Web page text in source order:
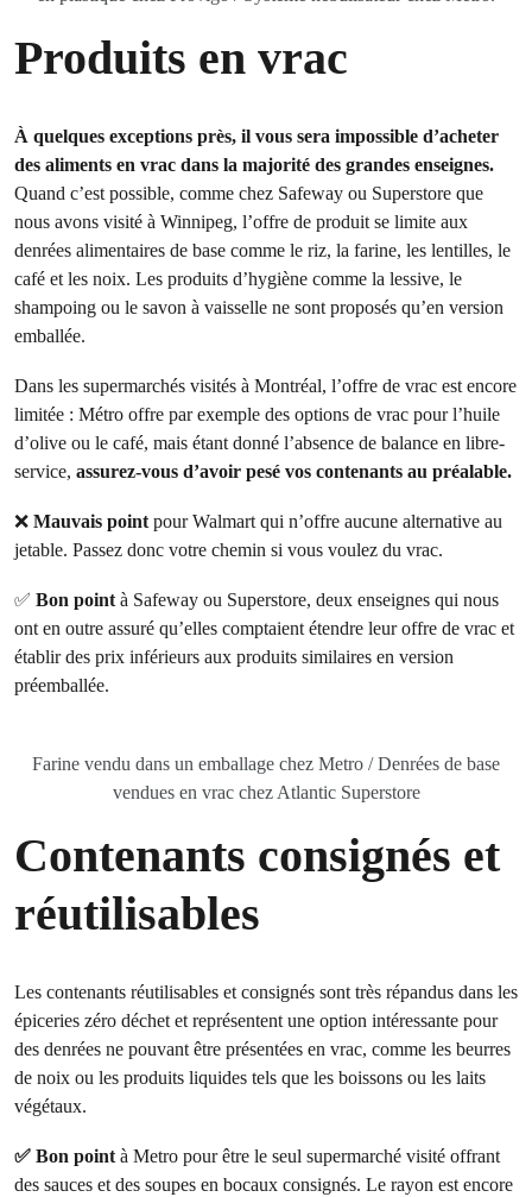
Produits en vrac
À quelques exceptions près, il vous sera impossible d’acheter
des aliments en vrac dans la majorité des grandes enseignes.
Quand c’est possible, comme chez Safeway ou Superstore que
nous avons visité à Winnipeg, l’offre de produit se limite aux
denrées alimentaires de base comme le riz, la farine, les lentilles, le
café et les noix. Les produits d’hygiène comme la lessive, le
shampoing ou le savon à vaisselle ne sont proposés qu’en version
emballée.
Dans les supermarchés visités à Montréal, l’offre de vrac est encore
limitée : Métro offre par exemple des options de vrac pour l’huile
d’olive ou le café, mais étant donné l’absence de balance en libre-
service, assurez-vous d’avoir pesé vos contenants au préalable.
❌ Mauvais pointpour Walmart qui n’offre aucune alternative au
jetable. Passez donc votre chemin si vous voulez du vrac.
✅ Bon pointà Safeway ou Superstore, deux enseignes qui nous
ont en outre assuré qu’elles comptaient étendre leur offre de vrac et
établir des prix inférieurs aux produits similaires en version
préemballée.
Farine vendu dans un emballage chez Metro / Denrées de base
vendues en vrac chez Atlantic Superstore
Contenants consignés et
réutilisables
Les contenants réutilisables et consignés sont très répandus dans les
épiceries zéro déchet et représentent une option intéressante pour
des denrées ne pouvant être présentées en vrac, comme les beurres
de noix ou les produits liquides tels que les boissons ou les laits
végétaux.
✅ Bon pointà Metro pour être le seul supermarché visité offrant
des sauces et des soupes en bocaux consignés. Le rayon est encore